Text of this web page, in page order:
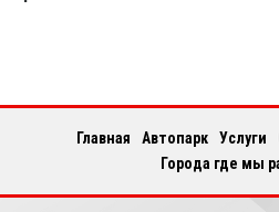
Главная Автопарк Услуги
Города где мы